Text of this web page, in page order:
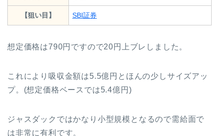
【狙い目】 SBI証券
想定価格は790円ですので20円上ブレしました。
これにより吸収金額は5.5億円とほんの少しサイズアッ
プ。(想定価格ベースでは5.4億円)
ジャスダックではかなり小型規模となるので需給面で
は非常に有利です。